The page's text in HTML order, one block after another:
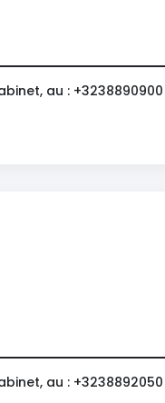
au : +3238890900
au : +3238892050